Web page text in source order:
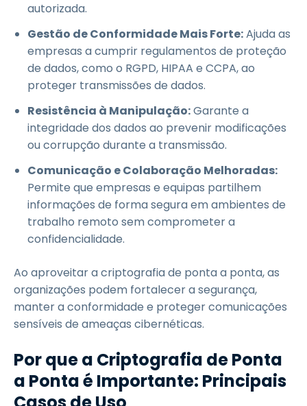
autorizada.
Gestão de Conformidade Mais Forte:Ajuda as
empresas a cumprir regulamentos de proteção
de dados, como o RGPD, HIPAA e CCPA, ao
proteger transmissões de dados.
Resistência à Manipulação:Garante a
integridade dos dados ao prevenir modificações
ou corrupção durante a transmissão.
Comunicação e Colaboração Melhoradas:
Permite que empresas e equipas partilhem
informações de forma segura em ambientes de
trabalho remoto sem comprometer a
confidencialidade.
Ao aproveitar a criptografia de ponta a ponta, as
organizações podem fortalecer a segurança,
manter a conformidade e proteger comunicações
sensíveis de ameaças cibernéticas.
Por que a Criptografia de Ponta
a Ponta é Importante: Principais